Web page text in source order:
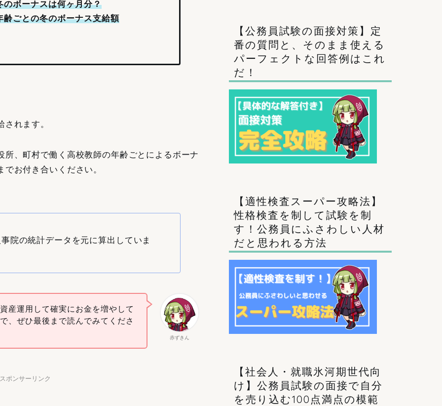
のボーナスは何ヶ月分？
ごとの冬のボーナス支給額
されます。
、町村で働く高校教師の年齢ごとによるボーナ
お付き合いください。
院の統計データを元に算出していま
赤ずきん
産運用して確実にお金を増やして
、ぜひ最後まで読んでみてくださ
スポンサーリンク
【公務員試験の面接対策】定
番の質問と、そのまま使える
パーフェクトな回答例はこれ
だ！
【適性検査スーパー攻略法】
性格検査を制して試験を制
す！公務員にふさわしい人材
だと思われる方法
【社会人・就職氷河期世代向
け】公務員試験の面接で自分
を売り込む100点満点の模範